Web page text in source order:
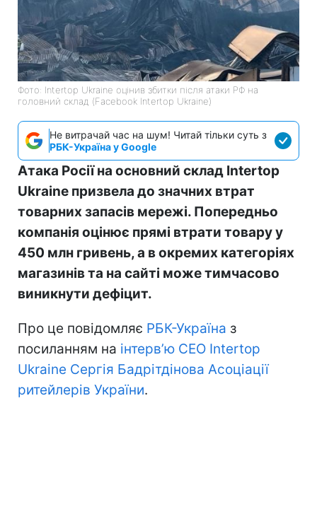
Фото: Intertop Ukraine оцінив збитки після атаки РФ на
головний склад (Facebook Intertop Ukraine)
Не витрачай час на шум! Читай тільки суть з
РБК-Україна у Google
Атака Росії на основний склад Intertop
Ukraine призвела до значних втрат
товарних запасів мережі. Попередньо
компанія оцінює прямі втрати товару у
450 млн гривень, а в окремих категоріях
магазинів та на сайті може тимчасово
виникнути дефіцит.
Про це повідомляє РБК-Україна з
посиланням на інтерв’ю CEO Intertop
Ukraine Сергія Бадрітдінова Асоціації
ритейлерів України.